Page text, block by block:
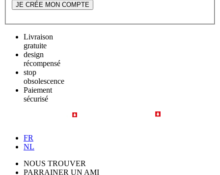
JE CRÉE MON COMPTE
Livraison
gratuite
design
récompensé
stop
obsolescence
Paiement
sécurisé
FR
NL
NOUS TROUVER
PARRAINER UN AMI